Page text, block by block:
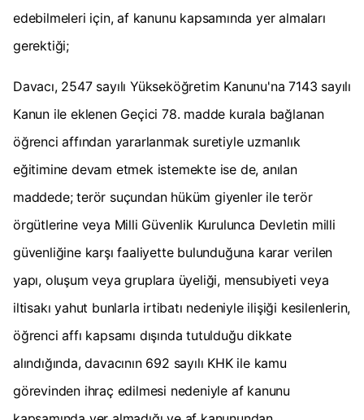
edebilmeleri için, af kanunu kapsamında yer almaları
gerektiği;
Davacı, 2547 sayılı Yükseköğretim Kanunu'na 7143 sayılı
Kanun ile eklenen Geçici 78. madde kurala bağlanan
öğrenci affından yararlanmak suretiyle uzmanlık
eğitimine devam etmek istemekte ise de, anılan
maddede; terör suçundan hüküm giyenler ile terör
örgütlerine veya Milli Güvenlik Kurulunca Devletin milli
güvenliğine karşı faaliyette bulunduğuna karar verilen
yapı, oluşum veya gruplara üyeliği, mensubiyeti veya
iltisakı yahut bunlarla irtibatı nedeniyle ilişiği kesilenlerin,
öğrenci affı kapsamı dışında tutulduğu dikkate
alındığında, davacının 692 sayılı KHK ile kamu
görevinden ihraç edilmesi nedeniyle af kanunu